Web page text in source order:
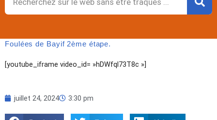
Foulées de Bayif 2ème étape.
[youtube_iframe video_id= »hDWfql73T8c »]
juillet 24, 2024 3:30 pm